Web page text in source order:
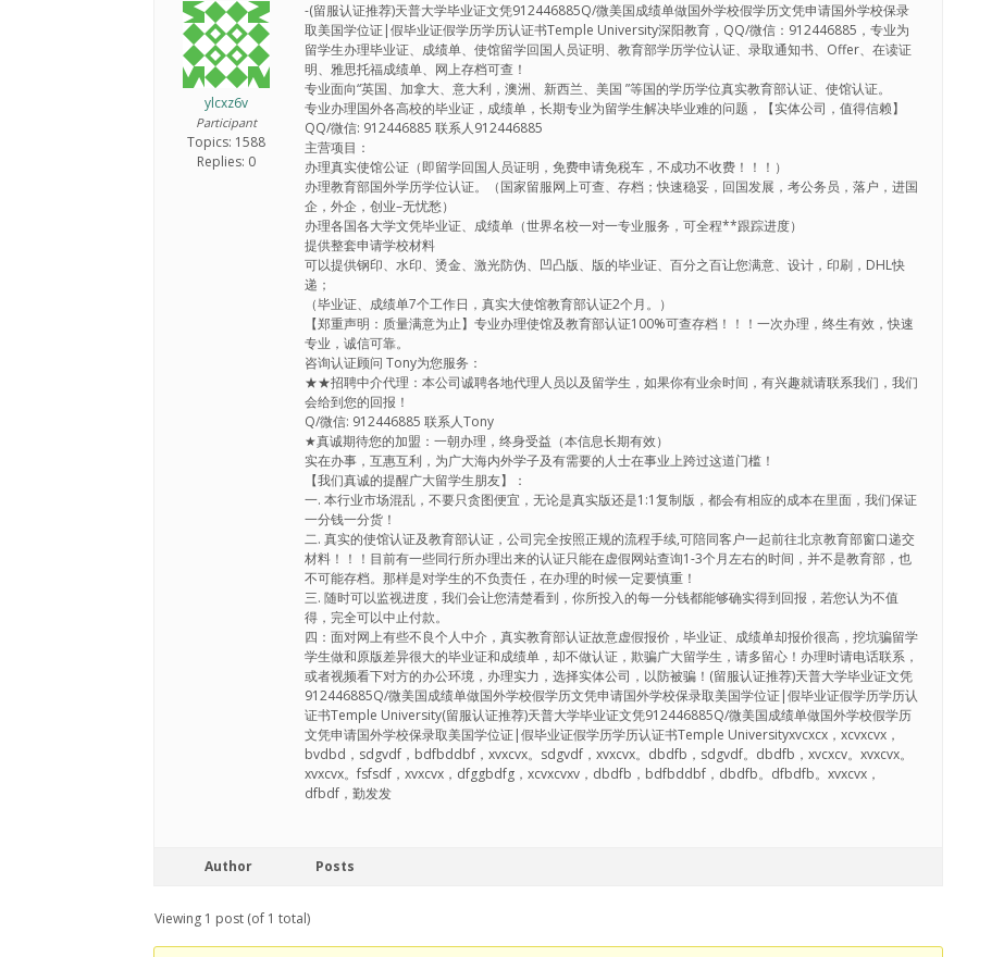
ylcxz6v
Participant
Topics: 1588
Replies: 0
-(留服认证推荐)天普大学毕业证文凭912446885Q/微美国成绩单做国外学校假学历文凭申请国外学校保录
取美国学位证|假毕业证假学历学历认证书Temple University深阳教育，QQ/微信：912446885，专业为
留学生办理毕业证、成绩单、使馆留学回国人员证明、教育部学历学位认证、录取通知书、Offer、在读证
明、雅思托福成绩单、网上存档可查！
专业面向“英国、加拿大、意大利，澳洲、新西兰、美国 ”等国的学历学位真实教育部认证、使馆认证。
专业办理国外各高校的毕业证，成绩单，长期专业为留学生解决毕业难的问题，【实体公司，值得信赖】
QQ/微信: 912446885 联系人912446885
主营项目：
办理真实使馆公证（即留学回国人员证明，免费申请免税车，不成功不收费！！！）
办理教育部国外学历学位认证。（国家留服网上可查、存档；快速稳妥，回国发展，考公务员，落户，进国
企，外企，创业–无忧愁）
办理各国各大学文凭毕业证、成绩单（世界名校一对一专业服务，可全程**跟踪进度）
提供整套申请学校材料
可以提供钢印、水印、烫金、激光防伪、凹凸版、版的毕业证、百分之百让您满意、设计，印刷，DHL快
递；
（毕业证、成绩单7个工作日，真实大使馆教育部认证2个月。）
【郑重声明：质量满意为止】专业办理使馆及教育部认证100%可查存档！！！一次办理，终生有效，快速
专业，诚信可靠。
咨询认证顾问 Tony为您服务：
★★招聘中介代理：本公司诚聘各地代理人员以及留学生，如果你有业余时间，有兴趣就请联系我们，我们
会给到您的回报！
Q/微信: 912446885 联系人Tony
★真诚期待您的加盟：一朝办理，终身受益（本信息长期有效）
实在办事，互惠互利，为广大海内外学子及有需要的人士在事业上跨过这道门槛！
【我们真诚的提醒广大留学生朋友】：
一. 本行业市场混乱，不要只贪图便宜，无论是真实版还是1:1复制版，都会有相应的成本在里面，我们保证
一分钱一分货！
二. 真实的使馆认证及教育部认证，公司完全按照正规的流程手续,可陪同客户一起前往北京教育部窗口递交
材料！！！目前有一些同行所办理出来的认证只能在虚假网站查询1-3个月左右的时间，并不是教育部，也
不可能存档。那样是对学生的不负责任，在办理的时候一定要慎重！
三. 随时可以监视进度，我们会让您清楚看到，你所投入的每一分钱都能够确实得到回报，若您认为不值
得，完全可以中止付款。
四：面对网上有些不良个人中介，真实教育部认证故意虚假报价，毕业证、成绩单却报价很高，挖坑骗留学
学生做和原版差异很大的毕业证和成绩单，却不做认证，欺骗广大留学生，请多留心！办理时请电话联系，
或者视频看下对方的办公环境，办理实力，选择实体公司，以防被骗！(留服认证推荐)天普大学毕业证文凭
912446885Q/微美国成绩单做国外学校假学历文凭申请国外学校保录取美国学位证|假毕业证假学历学历认
证书Temple University(留服认证推荐)天普大学毕业证文凭912446885Q/微美国成绩单做国外学校假学历
文凭申请国外学校保录取美国学位证|假毕业证假学历学历认证书Temple Universityxvcxcx，xcvxcvx，
bvdbd，sdgvdf，bdfbddbf，xvxcvx。sdgvdf，xvxcvx。dbdfb，sdgvdf。dbdfb，xvcxcv。xvxcvx。
xvxcvx。fsfsdf，xvxcvx，dfggbdfg，xcvxcvxv，dbdfb，bdfbddbf，dbdfb。dfbdfb。xvxcvx，
dfbdf，勤发发
Author Posts
Viewing 1 post (of 1 total)